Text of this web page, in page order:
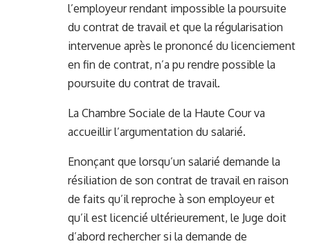
l’employeur rendant impossible la poursuite
du contrat de travail et que la régularisation
intervenue après le prononcé du licenciement
en fin de contrat, n’a pu rendre possible la
poursuite du contrat de travail.
La Chambre Sociale de la Haute Cour va
accueillir l’argumentation du salarié.
Enonçant que lorsqu’un salarié demande la
résiliation de son contrat de travail en raison
de faits qu’il reproche à son employeur et
qu’il est licencié ultérieurement, le Juge doit
d’abord rechercher si la demande de